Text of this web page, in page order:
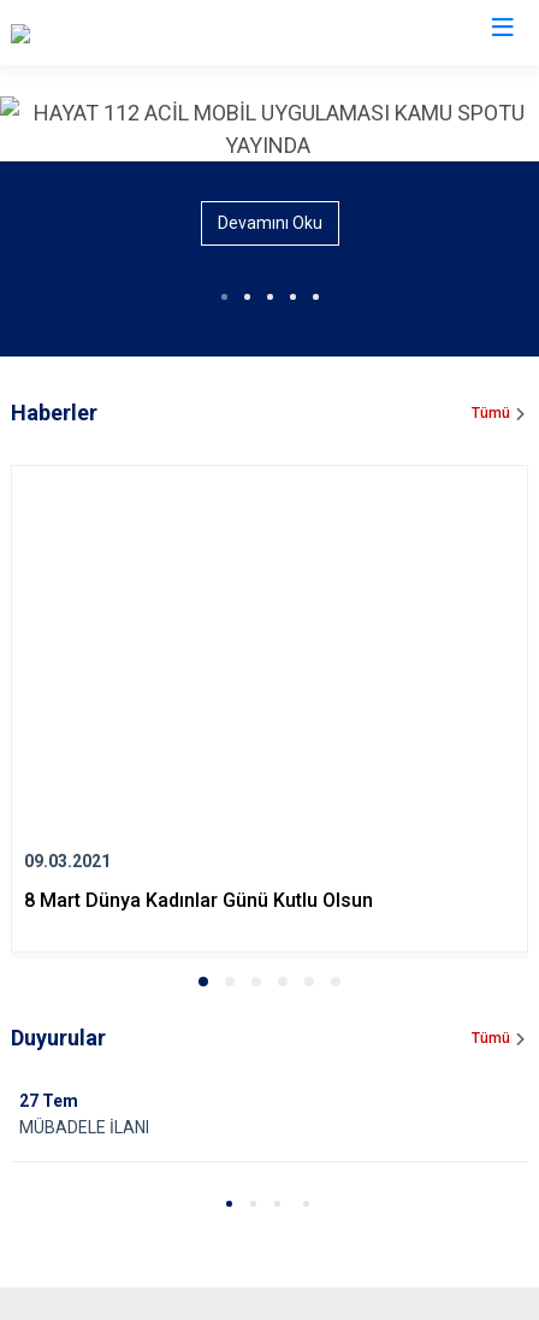
Devamını Oku
Haberler Tümü
09.03.2021
8 Mart Dünya Kadınlar Günü Kutlu Olsun
Duyurular Tümü
27 Tem
MÜBADELE İLANI